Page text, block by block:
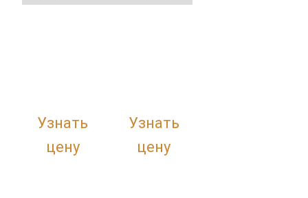
Узнать
цену
Узнать
цену